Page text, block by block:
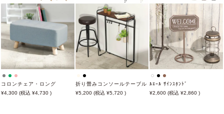
コロンチェア・ロング
4,300
4,730
折り畳みコンソールテーブル
5,200
5,720
ﾙｴｰﾙ ｻｲﾝｽﾀﾝﾄﾞ
2,600
2,860